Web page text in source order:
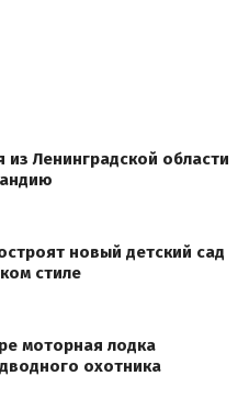
Ленинградской области
новый детский сад
стиле
моторная лодка
охотника